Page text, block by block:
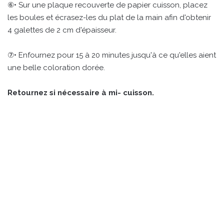
⑥• Sur une plaque recouverte de papier cuisson, placez
les boules et écrasez-les du plat de la main afin d'obtenir
4 galettes de 2 cm d'épaisseur.
⑦• Enfournez pour 15 à 20 minutes jusqu'à ce qu'elles aient
une belle coloration dorée.
Retournez si nécessaire à mi- cuisson.